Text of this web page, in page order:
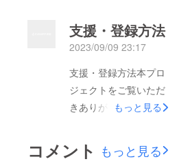
支援・登録方法
2023/09/09 23:17
支援・登録方法本プロ
ジェクトをご覧いただ
きありがとうございま
ど、支援の仕方が分か
らない！｣という問い
もっと見る
コメント もっと見る